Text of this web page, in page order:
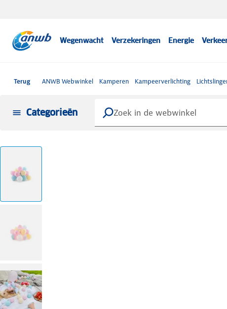
Wegenwacht Verzekeringen Energie
Terug ANWB Webwinkel Kamperen Kampeerverlichting
Categorieën